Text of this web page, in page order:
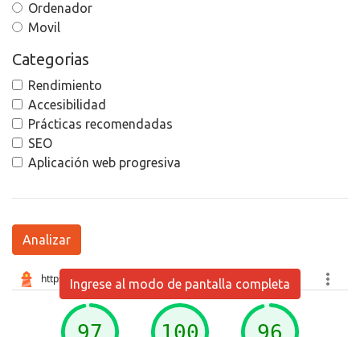
Ordenador
Movil
Categorias
Rendimiento
Accesibilidad
Prácticas recomendadas
SEO
Aplicación web progresiva
Analizar
Ingrese al modo de pantalla completa